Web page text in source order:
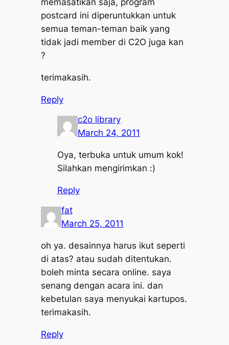
memasatikan saja, program
postcard ini diperuntukkan untuk
semua teman-teman baik yang
tidak jadi member di C2O juga kan
?
terimakasih.
Reply
c2o library
March 24, 2011
Oya, terbuka untuk umum kok!
Silahkan mengirimkan :)
Reply
fat
March 25, 2011
oh ya. desainnya harus ikut seperti
di atas? atau sudah ditentukan.
boleh minta secara online. saya
senang dengan acara ini. dan
kebetulan saya menyukai kartupos.
terimakasih.
Reply